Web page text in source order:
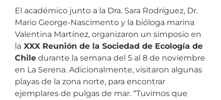
El académico junto a la Dra. Sara Rodríguez, Dr.
Mario George-Nascimento y la bióloga marina
Valentina Martínez, organizaron un simposio en
la XXX Reunión de la Sociedad de Ecología de
Chile durante la semana del 5 al 8 de noviembre
en La Serena. Adicionalmente, visitaron algunas
playas de la zona norte, para encontrar
ejemplares de pulgas de mar. “Tuvimos que